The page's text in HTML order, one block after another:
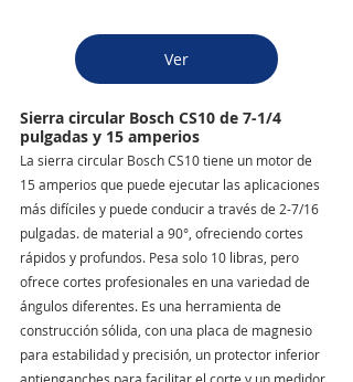
Ver
Sierra circular Bosch CS10 de 7-1/4
pulgadas y 15 amperios
La sierra circular Bosch CS10 tiene un motor de
15 amperios que puede ejecutar las aplicaciones
más difíciles y puede conducir a través de 2-7/16
pulgadas. de material a 90°, ofreciendo cortes
rápidos y profundos. Pesa solo 10 libras, pero
ofrece cortes profesionales en una variedad de
ángulos diferentes. Es una herramienta de
construcción sólida, con una placa de magnesio
para estabilidad y precisión, un protector inferior